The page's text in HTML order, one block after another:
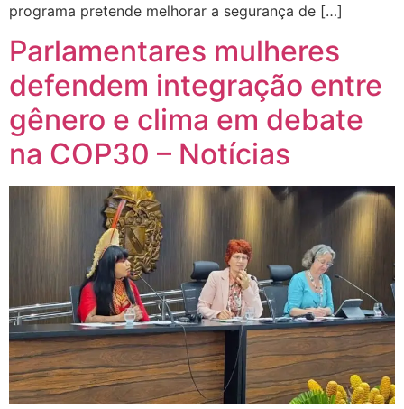
programa pretende melhorar a segurança de […]
Parlamentares mulheres
defendem integração entre
gênero e clima em debate
na COP30 – Notícias